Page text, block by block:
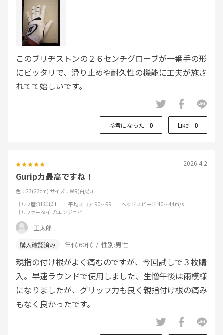
このブリヂストンの２６センチグローブが一番手の形
にピッタリで、滑り止めや耐久性の機能に工夫が施さ
れてて嬉しいです。
参考になった 0 Like! 0
2026.4.2
Gurip力最高ですね！
色：23(23cm) サイズ：WR(白/赤)
ゴルフ歴:31年以上 平均スコア:90～99 ヘッドスピード:40～44m/s
ゴルファータイプ:エンジョイ
正太郎
年代:60代 性別:男性
親指の付け根がよく痛むのですが、今回試しで３枚購
入。早速ラウンドで使用しました、生憎午後は雨模様
になりましたが、グリップ力も良く親指付け根の痛み
もなく良かったです。